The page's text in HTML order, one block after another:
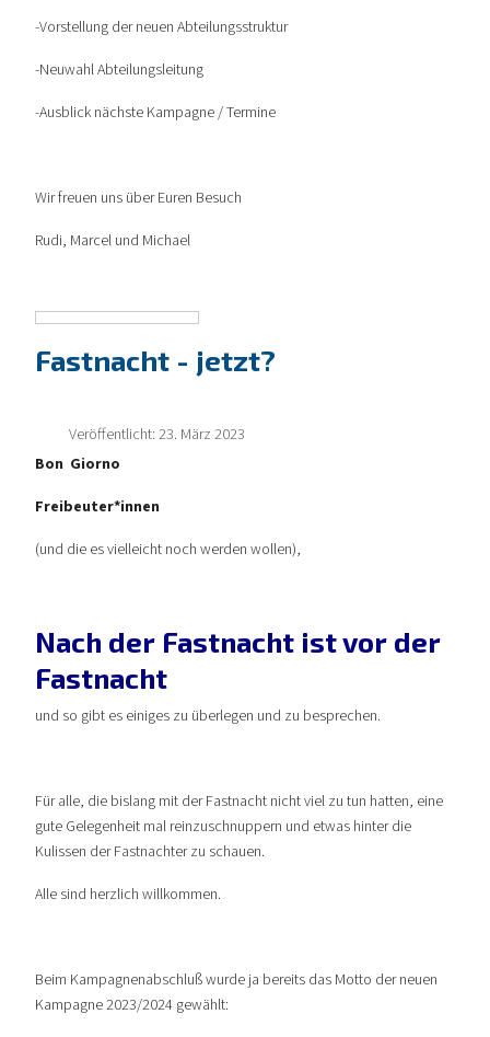
-Vorstellung der neuen Abteilungsstruktur
-Neuwahl Abteilungsleitung
-Ausblick nächste Kampagne / Termine
Wir freuen uns über Euren Besuch
Rudi, Marcel und Michael
Fastnacht - jetzt?
Veröffentlicht: 23. März 2023
Bon Giorno
Freibeuter*innen
(und die es vielleicht noch werden wollen),
Nach der Fastnacht ist vor der
Fastnacht
und so gibt es einiges zu überlegen und zu besprechen.
Für alle, die bislang mit der Fastnacht nicht viel zu tun hatten, eine
gute Gelegenheit mal reinzuschnuppern und etwas hinter die
Kulissen der Fastnachter zu schauen.
Alle sind herzlich willkommen.
Beim Kampagnenabschluß wurde ja bereits das Motto der neuen
Kampagne 2023/2024 gewählt: